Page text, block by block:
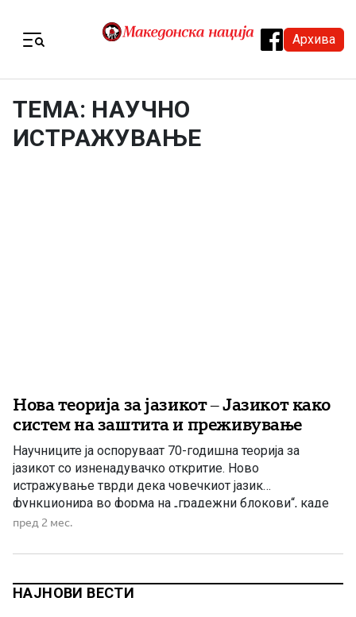
Архива
ТЕМА: НАУЧНО
ИСТРАЖУВАЊЕ
Нова теорија за јазикот – Јазикот како
систем на заштита и преживување
Научниците ја оспоруваат 70-годишна теорија за
јазикот со изненадувачко откритие. Ново
истражување тврди дека човечкиот јазик
функционира во форма на „градежни блокови“, каде
што нашите мозоци ги спојуваат предвидливите низи
наместо да конструираат сложени, хиерархиски
претходно занемарена структура што лежи […]
пред 2 мес.
НАЈНОВИ ВЕСТИ